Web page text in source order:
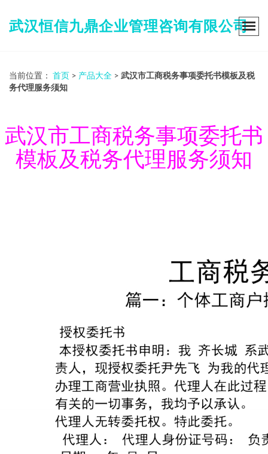
武汉恒信九鼎企业管理咨询有限公司
当前位置： 首页 > 产品大全 > 武汉市工商税务事项委托书模板及税
务代理服务须知
武汉市工商税务事项委托书
模板及税务代理服务须知